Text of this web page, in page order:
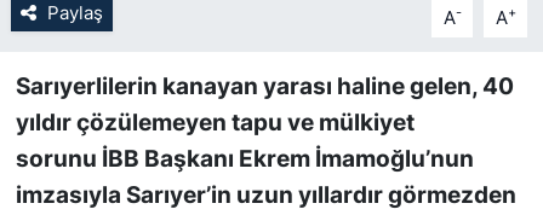
Paylaş A- A+
Sarıyerlilerin kanayan yarası haline gelen, 40
yıldır çözülemeyen tapu ve mülkiyet
sorunu İBB Başkanı Ekrem İmamoğlu’nun
imzasıyla Sarıyer’in uzun yıllardır görmezden
TÜRKİYE VE DÜNYA GÜNDEMİ
VİDEO GALERİ
YAŞAM